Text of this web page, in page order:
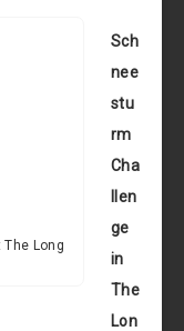
Long
Sch
nee
stu
rm
Cha
llen
ge
in
The
Lon